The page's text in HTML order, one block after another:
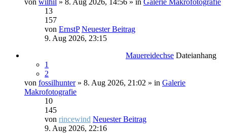
von wilhil » 8. Aug 2026, 14:56 » in Galerie Makrofotografie
13
157
von ErnstP Neuester Beitrag
9. Aug 2026, 23:15
Mauereidechse Dateianhang
1
2
von fossilhunter» 8. Aug 2026, 21:02 » in Galerie
Makrofotografie
10
145
von rincewind Neuester Beitrag
9. Aug 2026, 22:16